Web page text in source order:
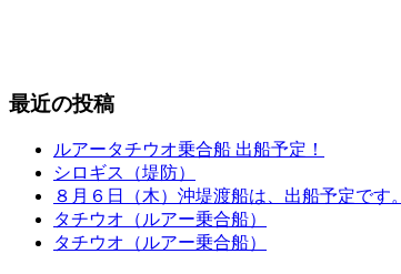
最近の投稿
ルアータチウオ乗合船 出船予定！
シロギス（堤防）
８月６日（木）沖堤渡船は、出船予定です。
タチウオ（ルアー乗合船）
タチウオ（ルアー乗合船）